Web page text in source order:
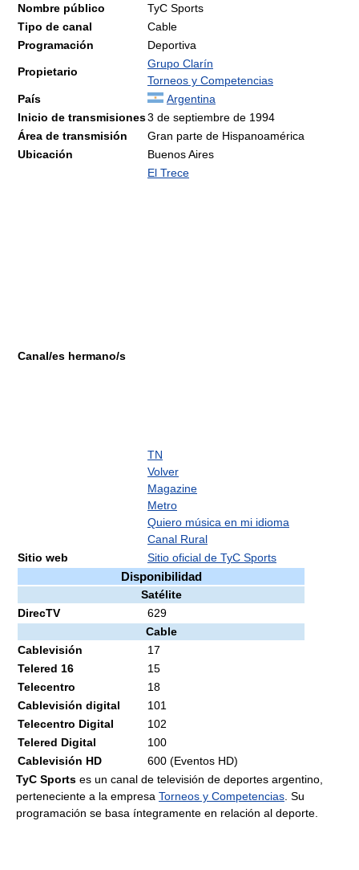
Nombre público
TyC Sports
Tipo de canal
Cable
Programación
Deportiva
Propietario
Grupo Clarín
Torneos y Competencias
País
Argentina
Inicio de transmisiones3 de septiembre de 1994
Área de transmisión
Gran parte de Hispanoamérica
Ubicación
Buenos Aires
Canal/es hermano/s
El Trece
TN
Volver
Magazine
Metro
Quiero música en mi idioma
Canal Rural
Sitio web
Sitio oficial de TyC Sports
Disponibilidad
Satélite
DirecTV
629
Cable
Cablevisión
17
Telered 16
15
Telecentro
18
Cablevisión digital
101
Telecentro Digital
102
Telered Digital
100
Cablevisión HD
600 (Eventos HD)
TyC Sports es un canal de televisión de deportes argentino,
perteneciente a la empresa Torneos y Competencias . Su
programación se basa íntegramente en relación al deporte.